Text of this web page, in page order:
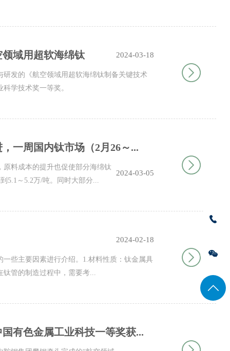
域用超软海绵钛 2024-03-18
发的《航空领域用超软海绵钛制备关键技术
学技术奖一等奖。
一周国内钛市场（2月26～...
2024-03-05
料成本的提升也促使部分海绵钛
5.1～5.2万/吨。同时大部分...
2024-02-18
些主要因素进行介绍。1.材料性质：钛金属具
钛管的制造过程中，需要考...
有色金属工业科技一等奖获...